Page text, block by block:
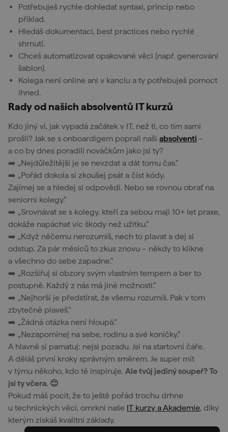
Potřebuješ rychle dohledat syntaxi, princip nebo
příklad.
Hledáš dokumentaci, best practices nebo rychlé
shrnutí.
Chceš automatizovat opakované věci (např. generování
šablon).
Kolega není online ani v kanclu a ty potřebuješ pomoct
ihned.
Rady od našich absolventů IT kurzů
Kdo jiný ví, jak vypadá začátek v IT, než ti, co tím sami
prošli? Jak se s onboardigem poprali naši absolventi –
a co by dnes poradili nováčkům jako jsi ty?
➡️ „Nejdůležitější je se nevzdat a dát tomu čas.“
➡️ „Pořád dokola si zkoušej psát a číst kódy.
Zajímej se a hledej si odpovědi. Nebo se rovnou obrať na
seniorní kolegy.“
➡️ „Srovnávat se s kolegy, kteří za sebou mají 10+ let praxe,
dokáže napáchat víc škody než užitku.“
➡️ „Když něčemu nerozumíš, nech to plavat a dej si
odstup. Za pár měsíců to zkus znovu – někdy to klikne
a všechno do sebe zapadne.“
➡️ „Rozšiřuj si obzory svým vlastním tempem a ber to
postupně. Každý z nás má jiné možnosti.“
➡️ „Nejhorší je předstírat, že všemu rozumíš. Pak v tom
zbytečně plaveš.“
➡️ „Žádná otázka není hloupá.“
➡️ „Nezapomínej na sebe, rodinu a své koníčky.“
A hlavně si pamatuj: nejsi pozadu. Jsi na startovní čáře.
A děláš první kroky správným směrem. Je super mít
v týmu někoho, kdo tě inspiruje. Ale tvůj jediný soupeř? To
jsi ty včera. 😊
Pokud máš pocit, že to ještě pořád trochu drhne
u technických věcí, omrkni naše IT kurzy a Akademie, díky
kterým získáš kvalitní základy.